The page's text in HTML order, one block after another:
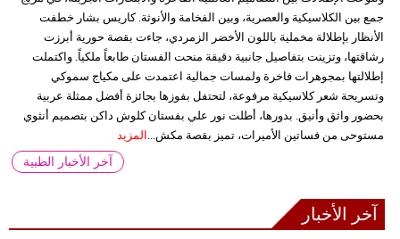
جمع بين الكلاسيكية والعصرية، وبين الفخامة والأنوثة. كاريس بشار خطفت
الأنظار بإطلالة مخملية باللون الأخضر الزمردي، جاءت بقصة حورية أبرزت
رشاقتها، وتزينت بتفاصيل جانبية دقيقة منحت الفستان طابعاً ملكياً. واكتملت
إطلالتها بمجوهرات فاخرة ولمسات جمالية اعتمدت على مكياج سموكي
وتسريحة شعر كلاسيكية مرفوعة، لتحتفل بفوزها بجائزة أفضل ممثلة عربية
بحضور واثق وأنيق. بدورها، أطلت نور علي بفستان كلوش داكن بتصميم أنثوي
مستوحى من فساتين الأميرات، تميز بقصة مكش...
المزيد
آخر الأخبار الطبية
آخر الأخبار